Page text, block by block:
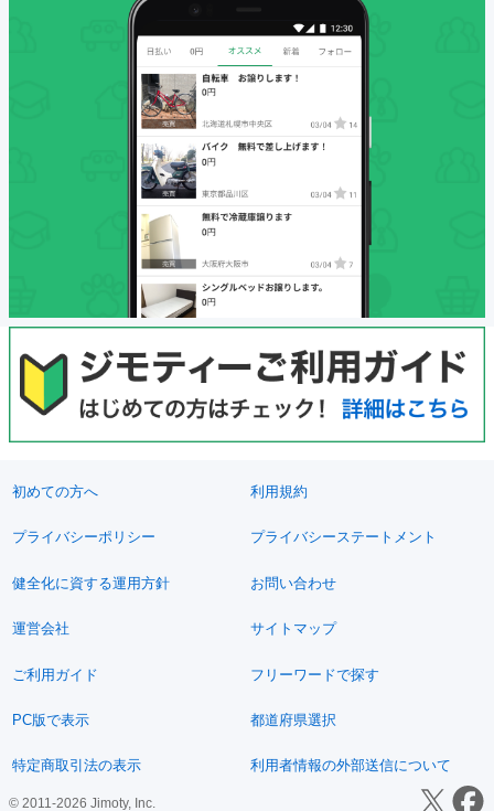
初めての方へ 利用規約
プライバシーポリシー プライバシーステートメント
健全化に資する運用方針 お問い合わせ
運営会社 サイトマップ
ご利用ガイド フリーワードで探す
PC版で表示 都道府県選択
特定商取引法の表示 利用者情報の外部送信について
© 2011-2026 Jimoty, Inc.